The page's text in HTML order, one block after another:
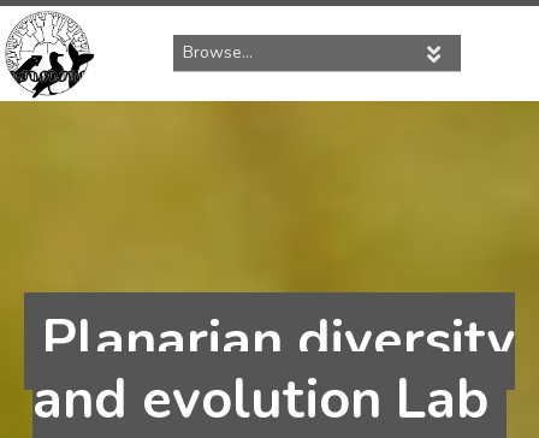
S
a
a
Planarian diversity
and evolution Lab